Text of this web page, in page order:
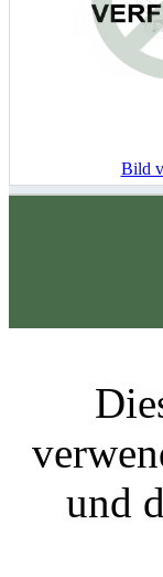
Bild
und